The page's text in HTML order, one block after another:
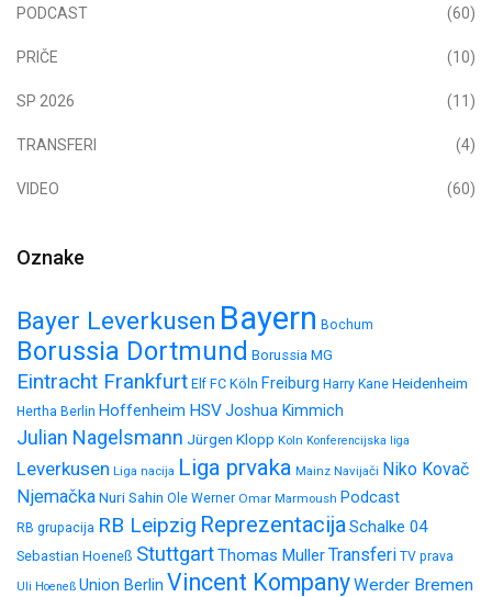
PODCAST (60)
PRIČE (10)
SP 2026 (11)
TRANSFERI (4)
VIDEO (60)
Oznake
Bayer Leverkusen Bayern Bochum
Borussia Dortmund Borussia MG
Eintracht Frankfurt Elf FC Köln Freiburg Harry Kane Heidenheim
Hertha Berlin Hoffenheim HSVJoshua Kimmich
Julian Nagelsmann Jürgen Klopp Koln Konferencijska liga
Leverkusen Liga nacija Liga prvaka Mainz Navijači Niko Kovač
NjemačkaNuri Sahin Ole Werner Omar Marmoush Podcast
RB grupacija RB Leipzig ReprezentacijaSchalke 04
Sebastian Hoeneß StuttgartThomas MullerTransferi TV prava
Uli Hoeneß Union Berlin Vincent KompanyWerder Bremen